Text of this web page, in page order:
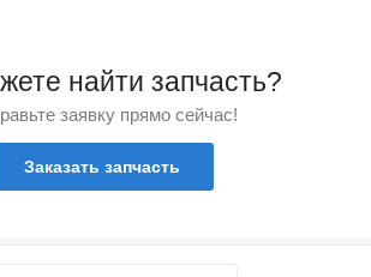
найти запчасть?
заявку прямо сейчас!
Заказать запчасть